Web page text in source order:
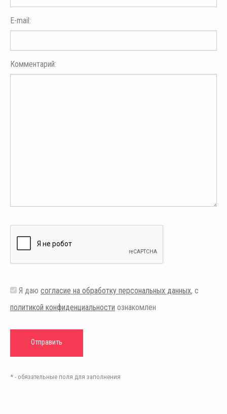
E-mail:
Комментарий:
Я даю согласие на обработку персональных данных, с
политикой конфиденциальности ознакомлен
* - обязательные поля для заполнения